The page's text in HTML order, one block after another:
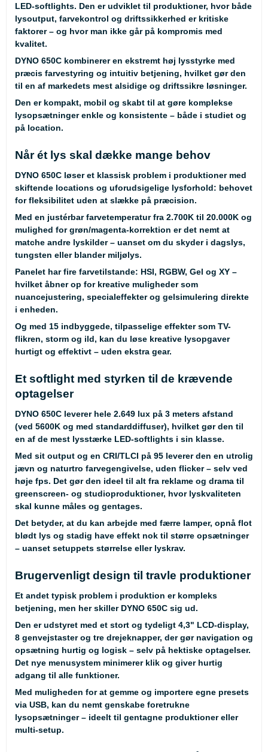
LED-softlights. Den er udviklet til produktioner, hvor både
lysoutput, farvekontrol og driftssikkerhed er kritiske
faktorer – og hvor man ikke går på kompromis med
kvalitet.
DYNO 650C kombinerer en ekstremt høj lysstyrke med
præcis farvestyring og intuitiv betjening, hvilket gør den
til en af markedets mest alsidige og driftssikre løsninger.
Den er kompakt, mobil og skabt til at gøre komplekse
lysopsætninger enkle og konsistente – både i studiet og
på location.
Når ét lys skal dække mange behov
DYNO 650C løser et klassisk problem i produktioner med
skiftende locations og uforudsigelige lysforhold: behovet
for fleksibilitet uden at slække på præcision.
Med en justérbar farvetemperatur fra 2.700K til 20.000K og
mulighed for grøn/magenta-korrektion er det nemt at
matche andre lyskilder – uanset om du skyder i dagslys,
tungsten eller blander miljølys.
Panelet har fire farvetilstande: HSI, RGBW, Gel og XY –
hvilket åbner op for kreative muligheder som
nuancejustering, specialeffekter og gelsimulering direkte
i enheden.
Og med 15 indbyggede, tilpasselige effekter som TV-
flikren, storm og ild, kan du løse kreative lysopgaver
hurtigt og effektivt – uden ekstra gear.
Et softlight med styrken til de krævende
optagelser
DYNO 650C leverer hele 2.649 lux på 3 meters afstand
(ved 5600K og med standarddiffuser), hvilket gør den til
en af de mest lysstærke LED-softlights i sin klasse.
Med sit output og en CRI/TLCI på 95 leverer den en utrolig
jævn og naturtro farvegengivelse, uden flicker – selv ved
høje fps. Det gør den ideel til alt fra reklame og drama til
greenscreen- og studioproduktioner, hvor lyskvaliteten
skal kunne måles og gentages.
Det betyder, at du kan arbejde med færre lamper, opnå flot
blødt lys og stadig have effekt nok til større opsætninger
– uanset setuppets størrelse eller lyskrav.
Brugervenligt design til travle produktioner
Et andet typisk problem i produktion er kompleks
betjening, men her skiller DYNO 650C sig ud.
Den er udstyret med et stort og tydeligt 4,3" LCD-display,
8 genvejstaster og tre drejeknapper, der gør navigation og
opsætning hurtig og logisk – selv på hektiske optagelser.
Det nye menusystem minimerer klik og giver hurtig
adgang til alle funktioner.
Med muligheden for at gemme og importere egne presets
via USB, kan du nemt genskabe foretrukne
lysopsætninger – ideelt til gentagne produktioner eller
multi-setup.